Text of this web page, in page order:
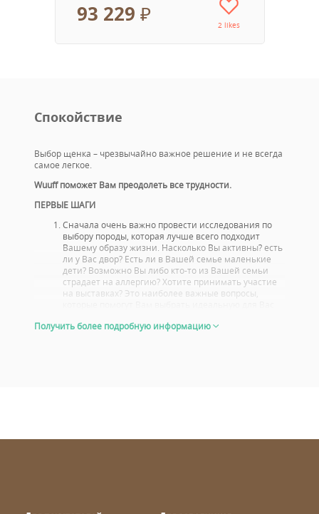
93 229 ₽ 2 likes
Спокойствие
Выбор щенка – чрезвычайно важное решение и не всегда
самое легкое.
Wuuff поможет Вам преодолеть все трудности.
ПЕРВЫЕ ШАГИ
Сначала очень важно провести исследования по
выбору породы, которая лучше всего подходит
Вашему образу жизни. Насколько Вы активны? есть
ли у Вас двор? Есть ли в Вашей семье маленькие
дети? Возможно Вы либо кто-то из Вашей семьи
страдает на аллергию? Хотите принимать участие
на выставках? Это наиболее важные вопросы,
Вам стоит также ознакомиться с проблемами со
представителями своей породы. При этом Вы
Получить более подробную информацию